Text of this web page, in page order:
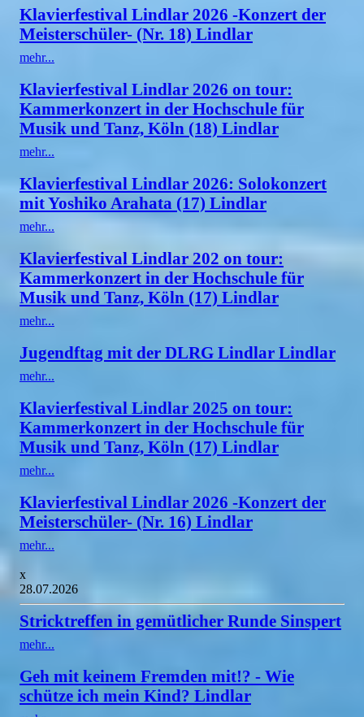
Klavierfestival Lindlar 2026 -Konzert der
Meisterschüler- (Nr. 18) Lindlar
mehr...
Klavierfestival Lindlar 2026 on tour:
Kammerkonzert in der Hochschule für
Musik und Tanz, Köln (18) Lindlar
mehr...
Klavierfestival Lindlar 2026: Solokonzert
mit Yoshiko Arahata (17) Lindlar
mehr...
Klavierfestival Lindlar 202 on tour:
Kammerkonzert in der Hochschule für
Musik und Tanz, Köln (17) Lindlar
mehr...
Jugendftag mit der DLRG Lindlar Lindlar
mehr...
Klavierfestival Lindlar 2025 on tour:
Kammerkonzert in der Hochschule für
Musik und Tanz, Köln (17) Lindlar
mehr...
Klavierfestival Lindlar 2026 -Konzert der
Meisterschüler- (Nr. 16) Lindlar
mehr...
x
28.07.2026
Stricktreffen in gemütlicher Runde Sinspert
mehr...
Geh mit keinem Fremden mit!? - Wie
schütze ich mein Kind? Lindlar